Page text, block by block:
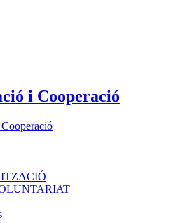
i Cooperació